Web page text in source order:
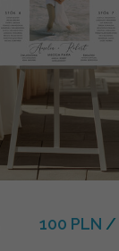
100 PLN /